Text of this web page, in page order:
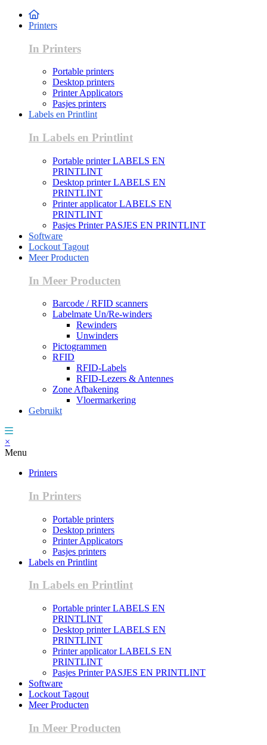
Printers
In Printers
Portable printers
Desktop printers
Printer Applicators
Pasjes printers
Labels en Printlint
In Labels en Printlint
Portable printer LABELS EN
PRINTLINT
Desktop printer LABELS EN
PRINTLINT
Printer applicator LABELS EN
PRINTLINT
Pasjes Printer PASJES EN PRINTLINT
Software
Lockout Tagout
Meer Producten
In Meer Producten
Barcode / RFID scanners
Labelmate Un/Re-winders
Rewinders
Unwinders
Pictogrammen
RFID
RFID-Labels
RFID-Lezers & Antennes
Zone Afbakening
Vloermarkering
Gebruikt
×
Menu
Printers
In Printers
Portable printers
Desktop printers
Printer Applicators
Pasjes printers
Labels en Printlint
In Labels en Printlint
Portable printer LABELS EN
PRINTLINT
Desktop printer LABELS EN
PRINTLINT
Printer applicator LABELS EN
PRINTLINT
Pasjes Printer PASJES EN PRINTLINT
Software
Lockout Tagout
Meer Producten
In Meer Producten